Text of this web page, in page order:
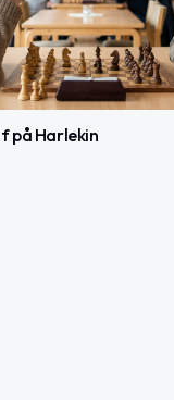
på Harlekin